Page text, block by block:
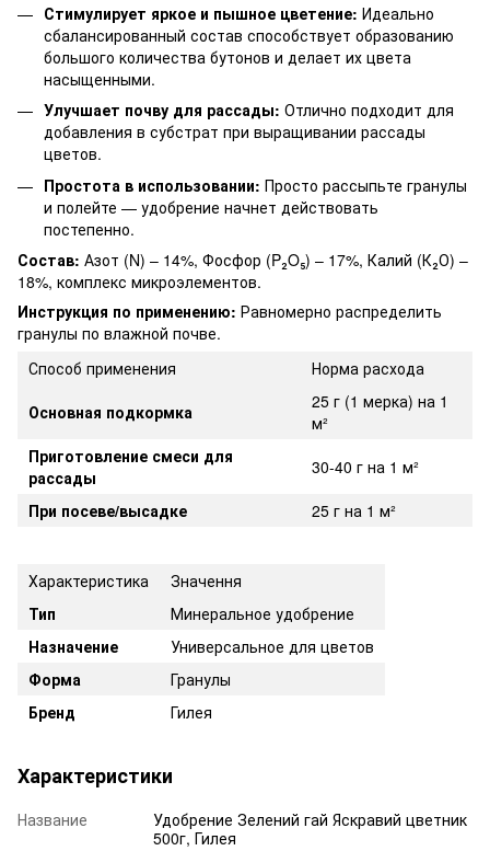
Стимулирует яркое и пышное цветение: Идеально
сбалансированный состав способствует образованию
большого количества бутонов и делает их цвета
насыщенными.
Улучшает почву для рассады: Отлично подходит для
добавления в субстрат при выращивании рассады
цветов.
Простота в использовании: Просто рассыпьте гранулы
и полейте — удобрение начнет действовать
постепенно.
Состав: Азот (N) – 14%, Фосфор (P₂O₅) – 17%, Калий (К₂О) –
18%, комплекс микроэлементов.
Инструкция по применению: Равномерно распределить
гранулы по влажной почве.
Способ применения
Норма расхода
Основная подкормка
25 г (1 мерка) на 1
м²
Приготовление смеси для
рассады
30-40 г на 1 м²
При посеве/высадке
25 г на 1 м²
Характеристика
Значення
Тип
Минеральное удобрение
Назначение
Универсальное для цветов
Форма
Гранулы
Бренд
Гилея
Характеристики
Название
Удобрение Зелений гай Яскравий цветник
500г, Гилея